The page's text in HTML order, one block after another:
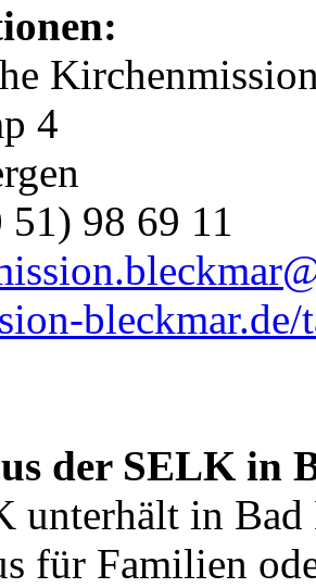
4
98 69 11
bleckmar.de/
der SELK in
unterhält in
für Familien